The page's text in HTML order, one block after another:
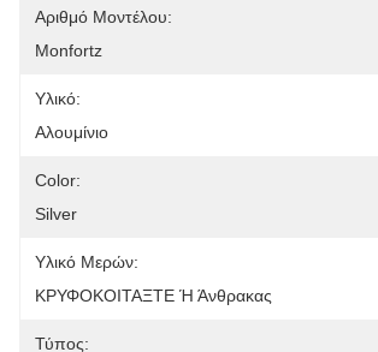
Αριθμό Μοντέλου:
Monfortz
Υλικό:
Αλουμίνιο
Color:
Silver
Υλικό Μερών:
ΚΡΥΦΟΚΟΙΤΑΞΤΕ Ή Άνθρακας
Τύπος: